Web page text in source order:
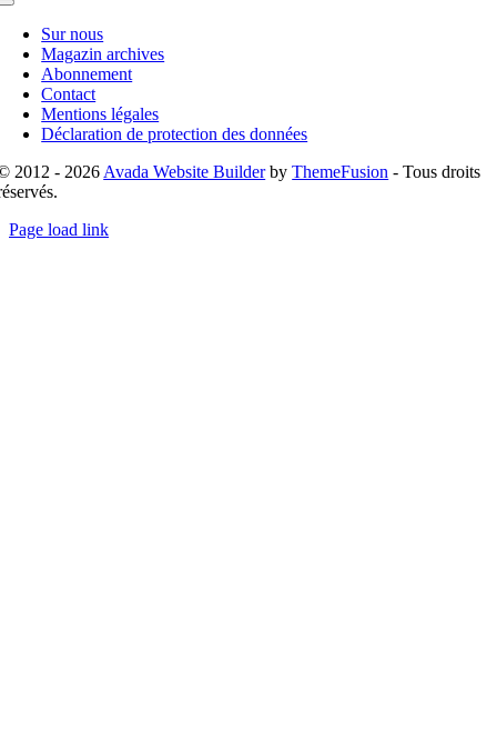
Toggle
NavigationSur nous
Magazin archives
Abonnement
Contact
Mentions légales
Déclaration de protection des données
2012 - 2026 Avada Website BuilderbyThemeFusion - Tous droits
Page load link